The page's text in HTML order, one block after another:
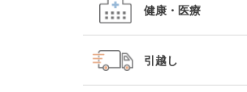
健康・医療
引越し